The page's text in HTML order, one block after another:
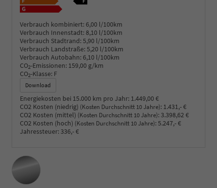
Verbrauch kombiniert: 6,00 l/100km
Verbrauch Innenstadt:8,10 l/100km
Verbrauch Stadtrand:5,90 l/100km
Verbrauch Landstraße:5,20 l/100km
Verbrauch Autobahn: 6,10 l/100km
CO2-Emissionen: 159,00 g/km
CO2-Klasse: F
Download
Energiekosten bei 15.000 km pro Jahr: 1.449,00 €
CO2 Kosten (niedrig) (Kosten Durchschnitt 10 Jahre): 1.431,- €
CO2 Kosten (mittel) (Kosten Durchschnitt 10 Jahre):3.398,62 €
CO2 Kosten (hoch) (Kosten Durchschnitt 10 Jahre):5.247,- €
Jahressteuer:336,- €